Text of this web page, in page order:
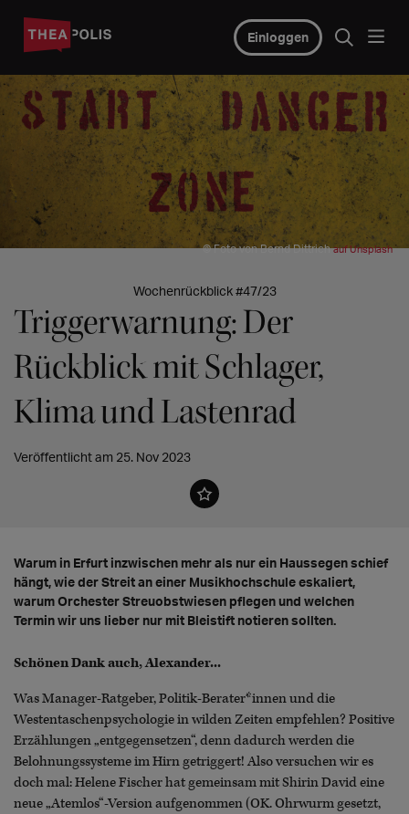
Einloggen
© Foto von Bernd Dittrichauf Unsplash
Wochenrückblick #47/23
Triggerwarnung: Der
Rückblick mit Schlager,
Klima und Lastenrad
Veröffentlicht am 25. Nov 2023
Warum in Erfurt inzwischen mehr als nur ein Haussegen schief
hängt, wie der Streit an einer Musikhochschule eskaliert,
warum Orchester Streuobstwiesen pflegen und welchen
Termin wir uns lieber nur mit Bleistift notieren sollten.
Schönen Dank auch, Alexander...
Was Manager-Ratgeber, Politik-Berater*innen und die
Westentaschenpsychologie in wilden Zeiten empfehlen? Positive
Erzählungen „entgegensetzen“, denn dadurch werden die
Belohnungssysteme im Hirn getriggert! Also versuchen wir es
doch mal: Helene Fischer hat gemeinsam mit Shirin David eine
neue „Atemlos“-Version aufgenommen (OK. Ohrwurm gesetzt,